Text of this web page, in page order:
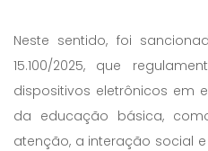
Neste sentido, foi
15.100/2025, que
dispositivos eletrônicos em
da educação básica,
atenção, a interação social